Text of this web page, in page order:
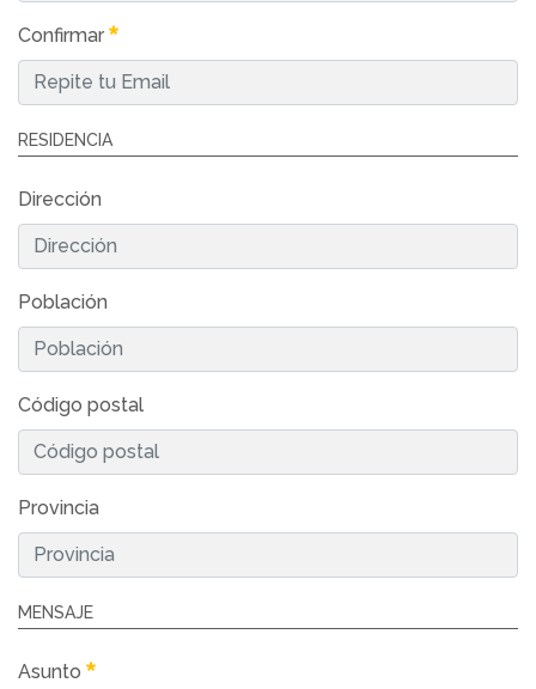
Confirmar
RESIDENCIA
Dirección
Población
Código postal
Provincia
MENSAJE
Asunto